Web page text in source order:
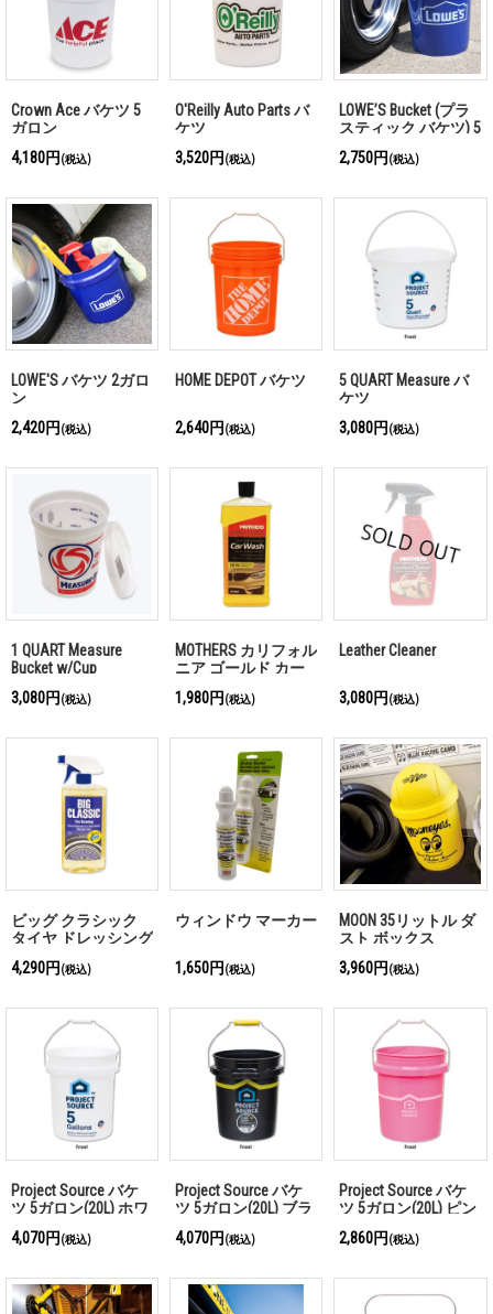
Crown Ace バケツ 5
ガロン
4,180円 (税込)
O'Reilly Auto Parts バ
ケツ
3,520円 (税込)
LOWE’S Bucket (プラ
スティック バケツ) 5
2,750円 (税込)
LOWE'S バケツ 2ガロ
ン
2,420円 (税込)
HOME DEPOT バケツ
2,640円 (税込)
5 QUART Measure バ
ケツ
3,080円 (税込)
1 QUART Measure
Bucket w/Cup
3,080円 (税込)
MOTHERS カリフォル
ニア ゴールド カー
1,980円 (税込)
Leather Cleaner
3,080円 (税込)
ビッグ クラシック
タイヤ ドレッシング
4,290円 (税込)
ウィンドウ マーカー
1,650円 (税込)
MOON 35リットル ダ
スト ボックス
3,960円 (税込)
Project Source バケ
ツ 5ガロン(20L) ホワ
イト/目盛り付き
4,070円 (税込)
Project Source バケ
ツ 5ガロン(20L) ブラ
ック
4,070円 (税込)
Project Source バケ
ツ 5ガロン(20L) ピン
ク
2,860円 (税込)